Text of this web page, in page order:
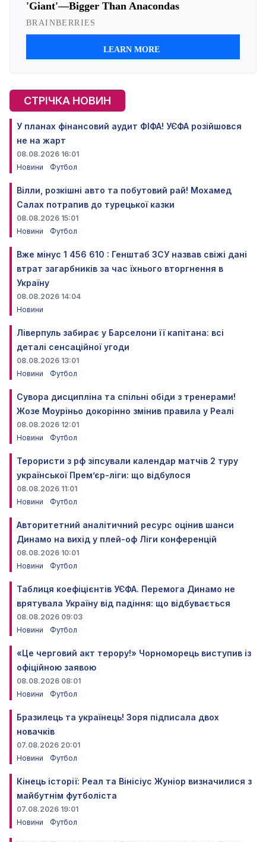
СТРІЧКА НОВИН
У планах фінансовий аудит ФІФА! УЄФА розійшовся
не на жарт
08.08.2026 16:01
Новини
Футбол
Вілли, розкішні авто та побутовий рай! Мохамед
Салах потрапив до турецької казки
08.08.2026 15:01
Новини
Футбол
Вже мінус 1 456 610 : Генштаб ЗСУ назвав свіжі дані
втрат загарбників за час їхнього вторгнення в
Україну
08.08.2026 14:04
Новини
Ліверпуль забирає у Барселони її капітана: всі
деталі сенсаційної угоди
08.08.2026 13:01
Новини
Футбол
Сувора дисципліна та спільні обіди з тренерами!
Жозе Моуріньо докорінно змінив правила у Реалі
08.08.2026 12:01
Новини
Футбол
Терористи з рф зіпсували календар матчів 2 туру
української Прем’єр-ліги: що відбулося
08.08.2026 11:01
Новини
Футбол
Авторитетний аналітичний ресурс оцінив шанси
Динамо на вихід у плей-оф Ліги конференцій
08.08.2026 10:01
Новини
Футбол
Таблиця коефіцієнтів УЄФА. Перемога Динамо не
врятувала Україну від падіння: що відбувається
08.08.2026 09:03
Новини
Футбол
«Це черговий акт терору!» Чорноморець виступив із
офіційною заявою
08.08.2026 08:01
Новини
Футбол
Бразилець та українець! Зоря підписала двох
новачків
07.08.2026 20:01
Новини
Футбол
Кінець історії: Реал та Вінісіус Жуніор визначилися з
майбутнім футболіста
07.08.2026 19:01
Новини
Футбол